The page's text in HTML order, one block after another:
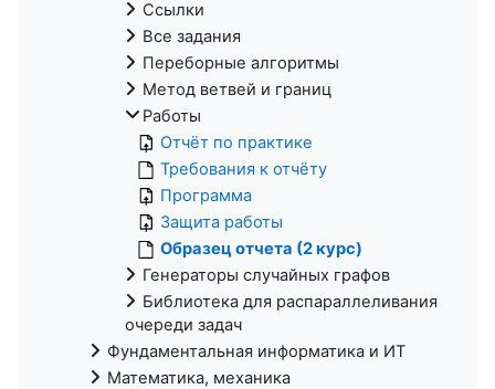
Ссылки
Все задания
Переборные алгоритмы
Метод ветвей и границ
Работы
Отчёт по практике
Требования к отчёту
Программа
Защита работы
Образец отчета (2 курс)
Генераторы случайных графов
Библиотека для распараллеливания
очереди задач
Фундаментальная информатика и ИТ
Математика, механика